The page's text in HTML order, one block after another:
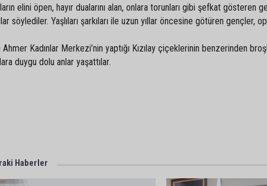
elini öpen, hayır dualarını alan, onlara torunları gibi şefkat gösteren
söylediler. Yaşlıları şarkıları ile uzun yıllar öncesine götüren gençler,
Ahmer Kadınlar Merkezi’nin yaptığı Kızılay çiçeklerinin benzerinden
duygu dolu anlar yaşattılar.
Haberler